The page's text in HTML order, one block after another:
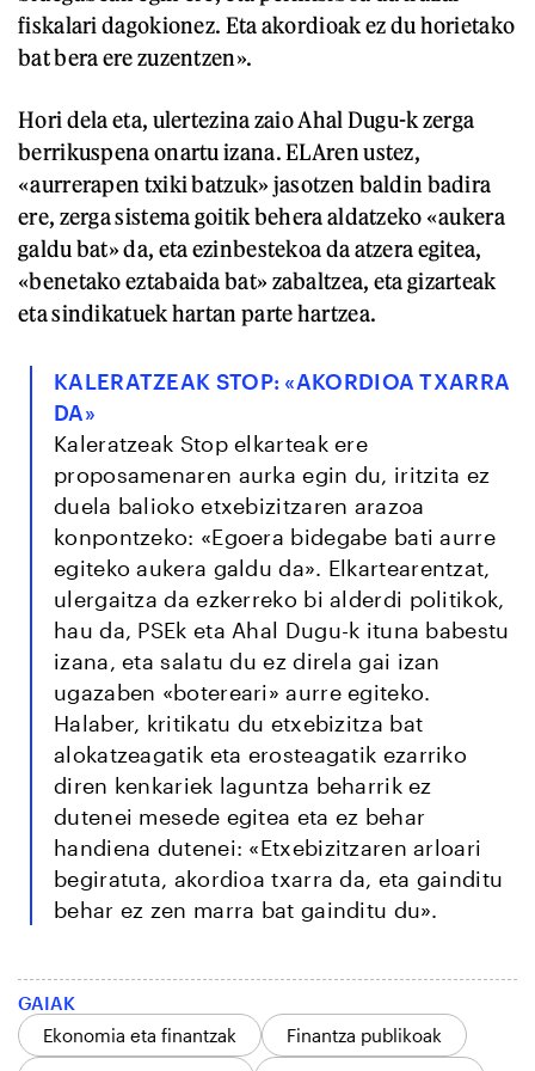
fiskalari dagokionez. Eta akordioak ez du horietako
bat bera ere zuzentzen».
Hori dela eta, ulertezina zaio Ahal Dugu-k zerga
berrikuspena onartu izana. ELAren ustez,
«aurrerapen txiki batzuk» jasotzen baldin badira
ere, zerga sistema goitik behera aldatzeko «aukera
galdu bat» da, eta ezinbestekoa da atzera egitea,
«benetako eztabaida bat» zabaltzea, eta gizarteak
eta sindikatuek hartan parte hartzea.
KALERATZEAK STOP: «AKORDIOA TXARRA
DA»
Kaleratzeak Stop elkarteak ere
proposamenaren aurka egin du, iritzita ez
duela balioko etxebizitzaren arazoa
konpontzeko: «Egoera bidegabe bati aurre
egiteko aukera galdu da». Elkartearentzat,
ulergaitza da ezkerreko bi alderdi politikok,
hau da, PSEk eta Ahal Dugu-k ituna babestu
izana, eta salatu du ez direla gai izan
ugazaben «botereari» aurre egiteko.
Halaber, kritikatu du etxebizitza bat
alokatzeagatik eta erosteagatik ezarriko
diren kenkariek laguntza beharrik ez
dutenei mesede egitea eta ez behar
handiena dutenei: «Etxebizitzaren arloari
begiratuta, akordioa txarra da, eta gainditu
behar ez zen marra bat gainditu du».
GAIAK
Ekonomia eta finantzak
Finantza publikoak